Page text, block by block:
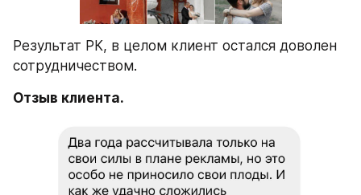
Результат РК, в целом клиент остался доволен
сотрудничеством.
Отзыв клиента.